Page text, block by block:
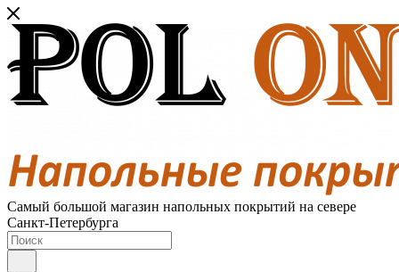
Самый большой магазин напольных покрытий на севере
Санкт-Петербурга